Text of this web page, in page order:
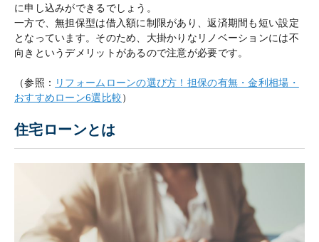
に申し込みができるでしょう。
一方で、無担保型は借入額に制限があり、返済期間も短い設定
となっています。そのため、大掛かりなリノベーションには不
向きというデメリットがあるので注意が必要です。
（参照： リフォームローンの選び方！担保の有無・金利相場・
おすすめローン6選比較）
住宅ローンとは